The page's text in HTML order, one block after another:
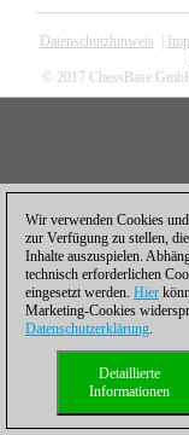
Datenschutzhinweis
© 2017 ChessBase
Wir verwenden Cookies
zur Verfügung zu stellen,
Inhalte auszuspielen.
technisch erforderlichen
eingesetzt werden. Hier
Marketing-Cookies
Datenschutzerklärung.
Detaillierte
Informationen